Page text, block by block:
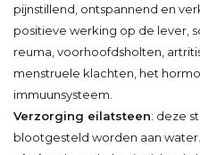
pijnstillend, ontspannend en
positieve werking op de lever,
reuma, voorhoofdsholten,
menstruele klachten, het
immuunsysteem.
Verzorging eilatsteen: deze
blootgesteld worden aan water.